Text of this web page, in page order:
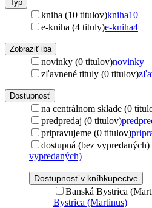
Typ
kniha (10 titulov)kniha10
e-kniha (4 tituly)e-kniha4
Zobraziť iba
novinky (0 titulov)novinky
zľavnené tituly (0 titulov)
Dostupnosť
na centrálnom sklade (0
predpredaj (0 titulov)
pripravujeme (0 titulov)
dostupná (bez
vypredaných)
Dostupnosť v kníhkupectve
Banská Bystrica
Bystrica (Martinus)